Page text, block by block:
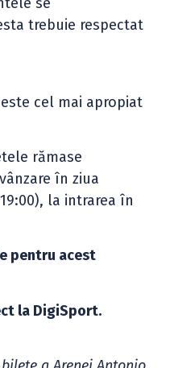
trebuie respectat
cel mai apropiat
rămase
în ziua
la intrarea în
pentru acest
la DigiSport.